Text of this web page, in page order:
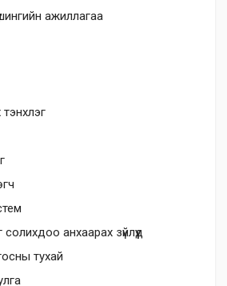
ажиллагаа
тэнхлэг
анхаарах зүйлүүд
тухай